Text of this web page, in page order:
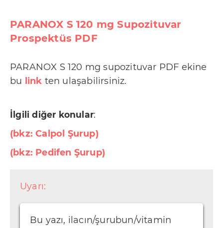
PARANOX S 120 mg Supozituvar
Prospektüs PDF
PARANOX S 120 mg supozituvar PDF ekine
bu link ten ulaşabilirsiniz.
İlgili diğer konular:
(bkz: Calpol Şurup)
(bkz: Pedifen Şurup)
Uyarı:
Bu yazı, ilacın/şurubun/vitamin